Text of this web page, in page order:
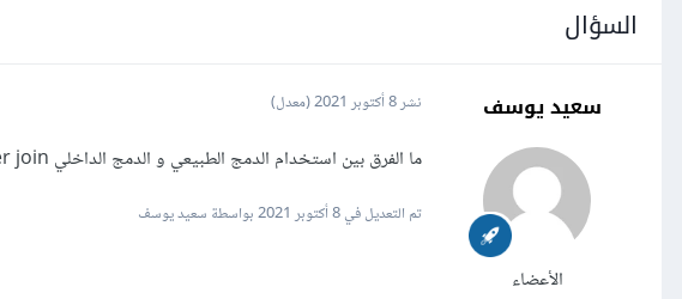
السؤال
سعيد يوسف
الأعضاء
نشر8 أكتوبر 2021 (معدل)
ما الفرق بين استخدام الدمج الطبيعي و الدمج الداخلي natural join and inner join عند عمل الاستعلامات
تم التعديل في8 أكتوبر 2021 بواسطة سعيد يوسف